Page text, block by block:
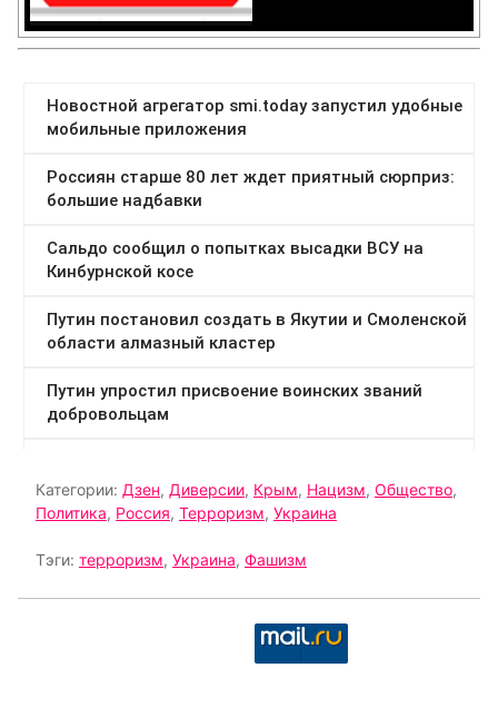
Категории: Дзен, Диверсии, Крым, Нацизм, Общество,
Политика, Россия, Терроризм, Украина
Тэги: терроризм, Украина, Фашизм